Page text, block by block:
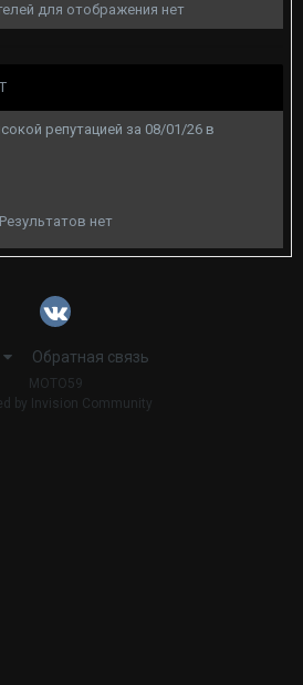
для отображения нет
репутацией за 08/01/26 в
Результатов нет
Обратная связь
MOTO59
by Invision Community